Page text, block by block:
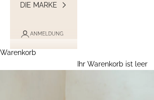
DIE MARKE
ANMELDUNG
Warenkorb
Ihr Warenkorb ist leer